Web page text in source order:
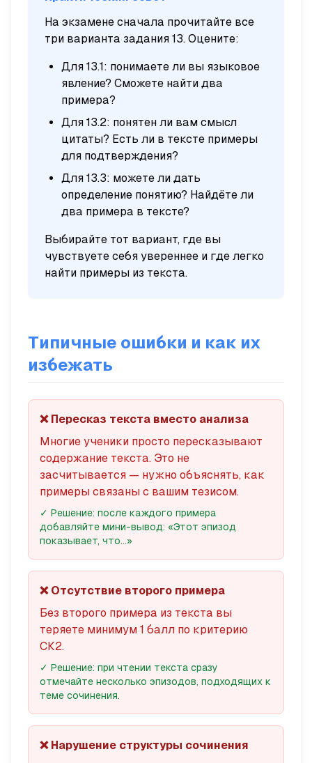
На экзамене сначала прочитайте все
три варианта задания 13. Оцените:
Для 13.1: понимаете ли вы языковое
явление? Сможете найти два
примера?
Для 13.2: понятен ли вам смысл
цитаты? Есть ли в тексте примеры
для подтверждения?
Для 13.3: можете ли дать
определение понятию? Найдёте ли
два примера в тексте?
Выбирайте тот вариант, где вы
чувствуете себя увереннее и где легко
найти примеры из текста.
Типичные ошибки и как их
избежать
❌ Пересказ текста вместо анализа
Многие ученики просто пересказывают
содержание текста. Это не
засчитывается — нужно объяснять, как
примеры связаны с вашим тезисом.
✓ Решение: после каждого примера
добавляйте мини-вывод: «Этот эпизод
показывает, что...»
❌ Отсутствие второго примера
Без второго примера из текста вы
теряете минимум 1 балл по критерию
СК2.
✓ Решение: при чтении текста сразу
отмечайте несколько эпизодов, подходящих к
теме сочинения.
❌ Нарушение структуры сочинения